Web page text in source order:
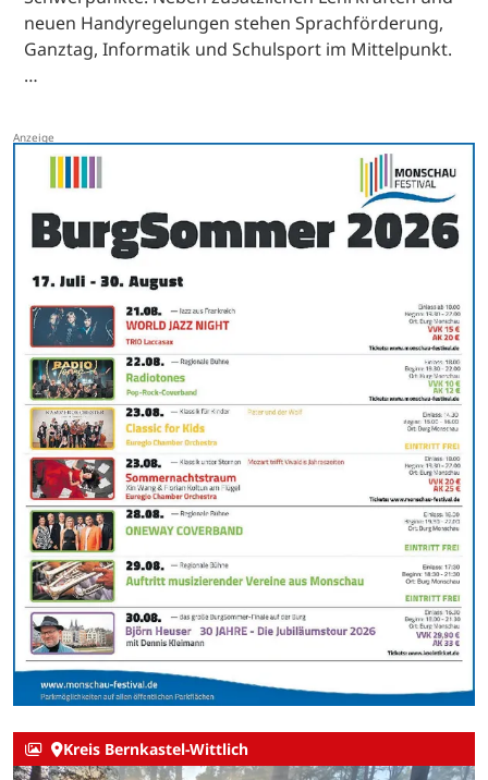
neuen Handyregelungen stehen Sprachförderung,
Ganztag, Informatik und Schulsport im Mittelpunkt.
…
Kreis Bernkastel-Wittlich